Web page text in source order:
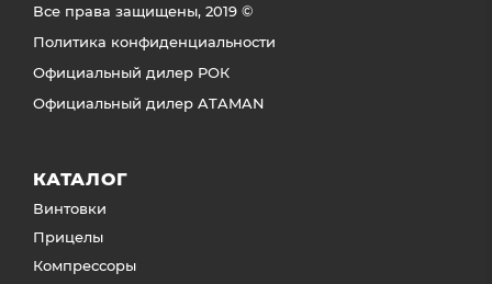
Все права защищены, 2019 ©
Политика конфиденциальности
Официальный дилер РОК
Официальный дилер ATAMAN
КАТАЛОГ
Винтовки
Прицелы
Компрессоры